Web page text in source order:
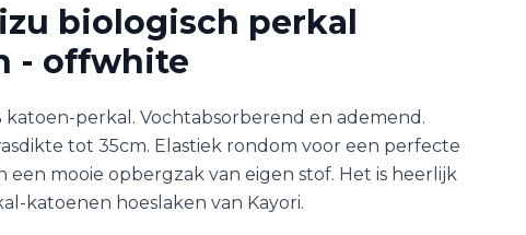
biologisch perkal
- offwhite
katoen-perkal. Vochtabsorberend en ademend.
tot 35cm. Elastiek rondom voor een perfecte
een mooie opbergzak van eigen stof. Het is heerlijk
katoenen hoeslaken van Kayori.